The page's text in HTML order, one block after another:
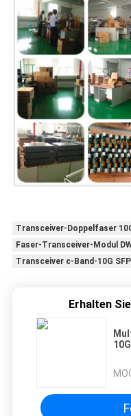
Transceiver-Doppelfaser
Faser-Transceiver-Modul
Transceiver c-Band-10G
Erhalten